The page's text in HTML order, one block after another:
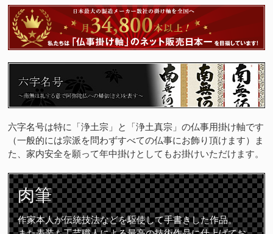
六字名号は特に「浄土宗」と「浄土真宗」の仏事用掛け軸です
（一般的には宗派を問わずすべての仏事にお飾り頂けます）ま
た、家内安全を願って年中掛けとしてもお掛けいただけます。
肉筆
作家本人が伝統技法などを駆使して手書きした作品。